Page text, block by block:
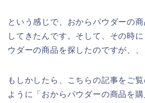
という感じで、おからパウダーの
してきたんです。そして、その時
ウダーの商品を探したのですが、、
もしかしたら、こちらの記事をご
ように「おからパウダーの商品を購